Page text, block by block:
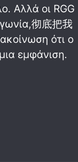
Αλλά οι RGG
彻底把我
ότι ο
εμφάνιση.